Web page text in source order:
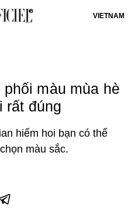
VIETNAM
màu mùa hè
rất đúng
hiếm hoi bạn có thể
màu sắc.